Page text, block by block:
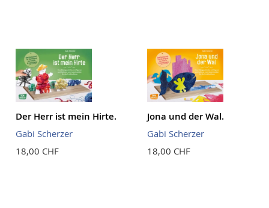
Der Herr ist mein Hirte.
Gabi Scherzer
18,00 CHF
Jona und der Wal.
Gabi Scherzer
18,00 CHF